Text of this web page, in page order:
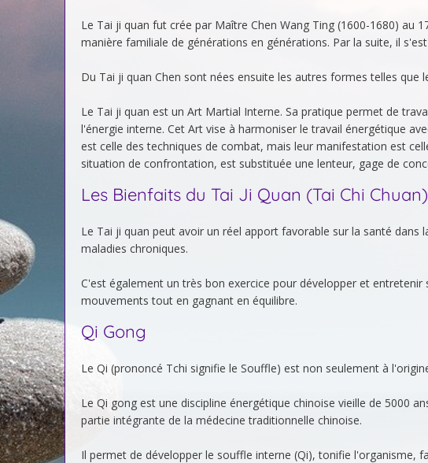
Le Tai ji quan fut crée par Maître Chen Wang Ting (1600-1680) au
manière familiale de générations en générations. Par la suite, il
Du Tai ji quan Chen sont nées ensuite les autres formes telles que
Le Tai ji quan est un Art Martial Interne. Sa pratique permet de
l'énergie interne. Cet Art vise à harmoniser le travail énergétique
est celle des techniques de combat, mais leur manifestation est
situation de confrontation, est substituée une lenteur, gage de
Les Bienfaits du Tai Ji Quan (Tai Chi
Le Tai ji quan peut avoir un réel apport favorable sur la santé
maladies chroniques.
C'est également un très bon exercice pour développer et
mouvements tout en gagnant en équilibre.
Qi Gong
Le Qi (prononcé Tchi signifie le Souffle) est non seulement à
Le Qi gong est une discipline énergétique chinoise vieille de 5000
partie intégrante de la médecine traditionnelle chinoise.
Il permet de développer le souffle interne (Qi), tonifie l'organisme,